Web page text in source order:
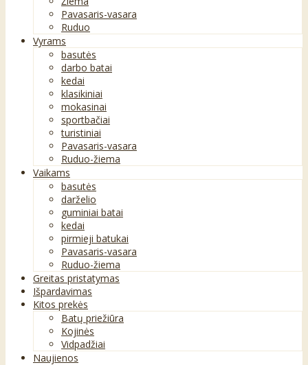
Pavasaris-vasara
Ruduo
Vyrams
basutės
darbo batai
kedai
klasikiniai
mokasinai
sportbačiai
turistiniai
Pavasaris-vasara
Ruduo-žiema
Vaikams
basutės
darželio
guminiai batai
kedai
pirmieji batukai
Pavasaris-vasara
Ruduo-žiema
Greitas pristatymas
Išpardavimas
Kitos prekės
Batų priežiūra
Kojinės
Vidpadžiai
Naujienos